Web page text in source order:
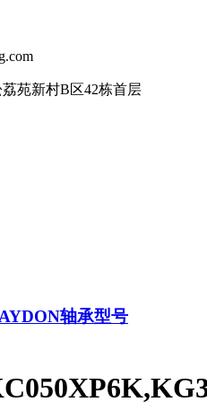
苑新村B区42栋首层
轴承型号